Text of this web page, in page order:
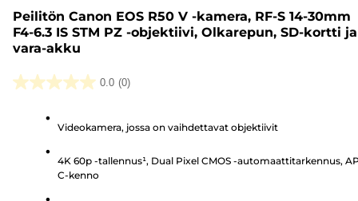
Peilitön Canon EOS R50 V -kamera, RF-S 14-30mm
F4-6.3 IS STM PZ -objektiivi, Olkarepun, SD-kortti ja
vara-akku
0.0 (0)
0.0/5
Videokamera, jossa on vaihdettavat objektiivit
4K 60p -tallennus¹, Dual Pixel CMOS -automaattitarkennus,
C-kenno